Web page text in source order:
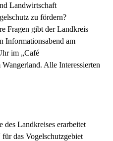
Landwirtschaft
zu fördern?
Fragen gibt der Landkreis
Informationsabend am
im „Café
Alle Interessierten
des Landkreises erarbeitet
das Vogelschutzgebiet